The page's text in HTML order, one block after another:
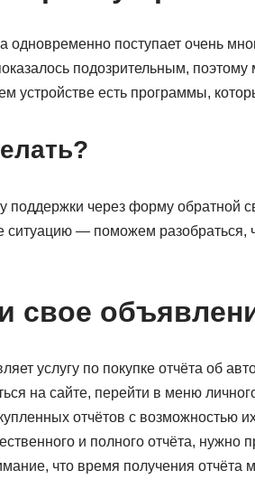
одновременно поступает очень
подозрительным,
устройстве есть программы,
поддержки через форму обратной
— поможем разобраться,
свое
услугу по покупке отчёта об
на сайте, перейти в меню
отчётов с возможностью
и полного отчёта, нужно
что время получения отчёта